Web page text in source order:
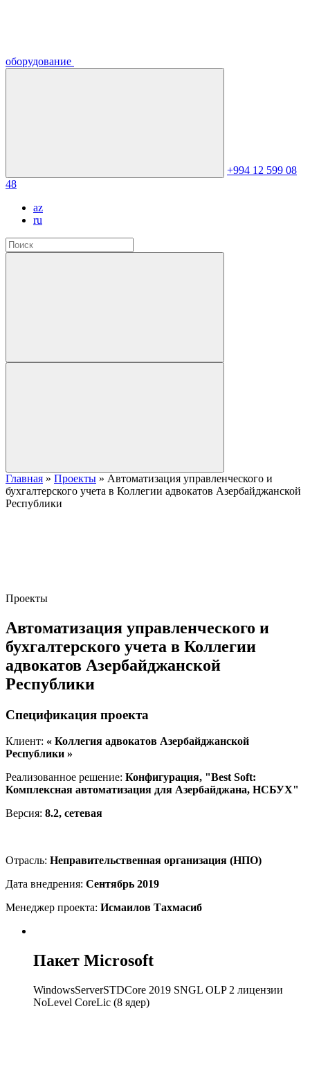
оборудование
+994 12 599 08
48
az
ru
Главная » Проекты » Автоматизация управленческого и
бухгалтерского учета в Коллегии адвокатов Азербайджанской
Республики
Проекты
Автоматизация управленческого и
бухгалтерского учета в Коллегии
адвокатов Азербайджанской
Республики
Спецификация проекта
Клиент: « Коллегия адвокатов Азербайджанской
Республики »
Реализованное решение: Конфигурация, "Best Soft:
Комплексная автоматизация для Азербайджана, НСБУХ"
Версия: 8.2, сетевая
Отрасль: Неправительственная организация (НПО)
Дата внедрения: Сентябрь 2019
Менеджер проекта: Исмаилов Тахмасиб
Пакет Microsoft
WindowsServerSTDCore 2019 SNGL OLP 2 лицензии
NoLevel CoreLic (8 ядер)